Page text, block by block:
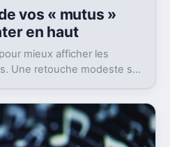
vos « mutus »
en haut
mieux afficher les
Une retouche modeste sur